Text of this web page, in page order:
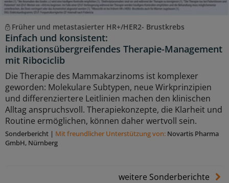
Früher und metastasierter HR+/HER2- Brustkrebs
Einfach und konsistent:
indikationsübergreifendes Therapie-Management
mit Ribociclib
Die Therapie des Mammakarzinoms ist komplexer
geworden: Molekulare Subtypen, neue Wirkprinzipien
und differenziertere Leitlinien machen den klinischen
Alltag anspruchsvoll. Therapiekonzepte, die Klarheit und
Routine ermöglichen, können daher wertvoll sein.
Sonderbericht | Mit freundlicher Unterstützung von: Novartis Pharma
GmbH, Nürnberg
weitere Sonderberichte